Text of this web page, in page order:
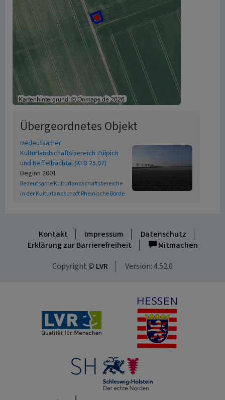
Übergeordnetes Objekt
Bedeutsamer
Kulturlandschaftsbereich Zülpich
und Neffelbachtal (KLB 25.07)
Beginn 2001
Bedeutsame Kulturlandschaftsbereiche
in der Kulturlandschaft Rheinische Börde
Kontakt Impressum
Datenschutz
Erklärung zur Barrierefreiheit
Mitmachen
Copyright © LVR Version: 4.52.0